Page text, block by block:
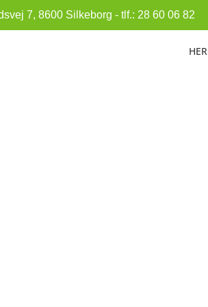
7, 8600 Silkeborg - tlf.: 28 60 06 82